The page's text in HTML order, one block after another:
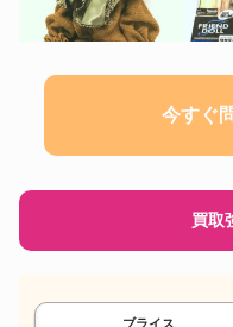
今すぐ
買取
ブライス